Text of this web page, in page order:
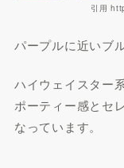
引用
パープルに近いブ
ハイウェイスター
ポーティー感とセ
なっています。